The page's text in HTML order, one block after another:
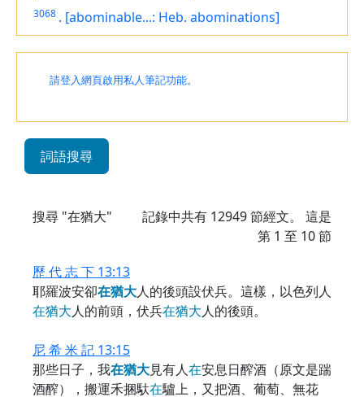
3068 . [abominable...: Heb. abominations]
請登入網頁啟用私人筆記功能。
詞語搜尋
搜尋 "在猶大" 記錄中共有 12949節經文。 這是
第 1 至 10 節
歷 代 志 下 13:13
耶羅波安卻在猶大人的後頭設伏兵。這樣，以色列人
在猶大人的前頭，伏兵在猶大人的後頭。
尼 希 米 記 13:15
那些日子，我在猶大見有人在安息日醡酒（原文是踹
酒醡），搬運禾捆馱在驢上，又把酒、葡萄、無花